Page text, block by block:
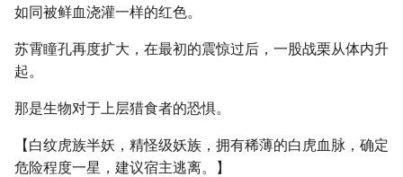
如同被鲜血浇灌一样的红色。
苏霄瞳孔再度扩大，在最初的震惊过后，一股战栗从体内升
起。
那是生物对于上层猎食者的恐惧。
【白纹虎族半妖，精怪级妖族，拥有稀薄的白虎血脉，确定
危险程度一星，建议宿主逃离。】